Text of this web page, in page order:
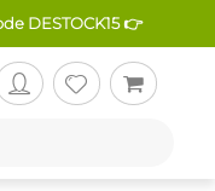
DESTOCK15 👉